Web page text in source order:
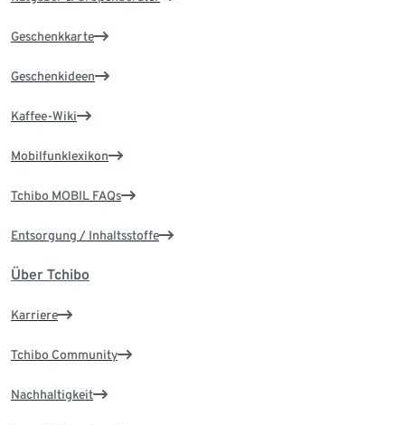
Geschenkkarte
Geschenkideen
Kaffee-Wiki
Mobilfunklexikon
Tchibo MOBIL FAQs
Entsorgung / Inhaltsstoffe
Über Tchibo
Karriere
Tchibo Community
Nachhaltigkeit